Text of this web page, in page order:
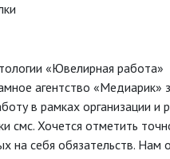
агентство «Медиарик»
в рамках организации и
смс. Хочется отметить
на себя обязательств. Нам